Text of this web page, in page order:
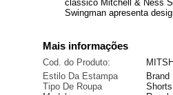
clássico Mitchell & Ness
Swingman apresenta
Mais informações
Cod. do Produto:
Estilo Da Estampa
Brand
Tipo De Roupa
Shorts